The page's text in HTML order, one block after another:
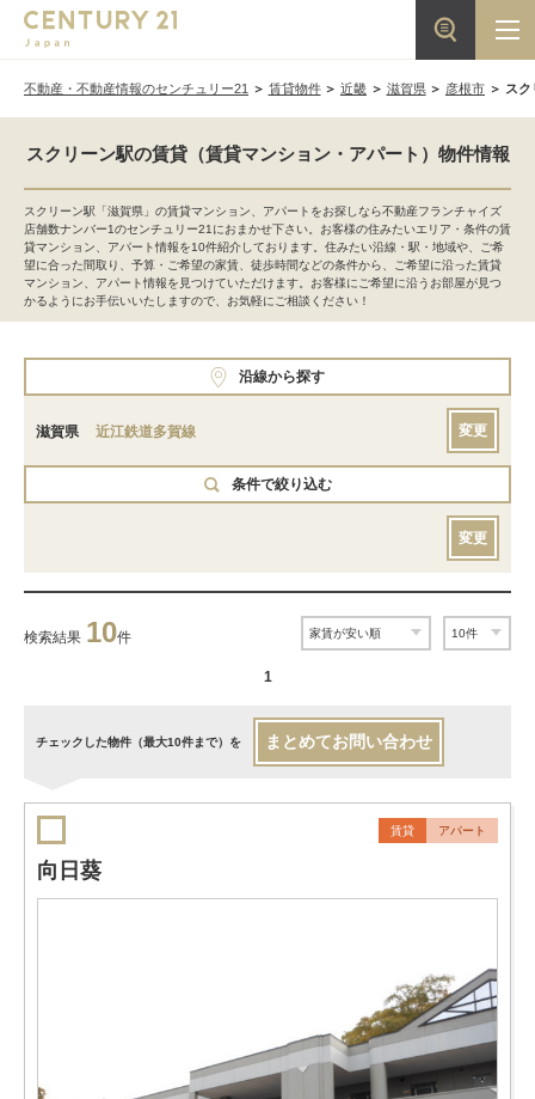
不動産・不動産情報のセンチュリー21 賃貸物件 近畿 滋賀県 彦根市 スク
スクリーン駅の賃貸（賃貸マンション・アパート）物件情報
スクリーン駅「滋賀県」の賃貸マンション、アパートをお探しなら不動産フランチャイズ
店舗数ナンバー1のセンチュリー21におまかせ下さい。お客様の住みたいエリア・条件の賃
貸マンション、アパート情報を10件紹介しております。住みたい沿線・駅・地域や、ご希
望に合った間取り、予算・ご希望の家賃、徒歩時間などの条件から、ご希望に沿った賃貸
マンション、アパート情報を見つけていただけます。お客様にご希望に沿うお部屋が見つ
かるようにお手伝いいたしますので、お気軽にご相談ください！
沿線から探す
滋賀県 近江鉄道多賀線 変更
条件で絞り込む
変更
検索結果 10件
1
チェックした物件（最大10件まで）を まとめてお問い合わせ
賃貸 アパート
向日葵